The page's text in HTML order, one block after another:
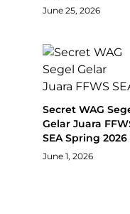
June 25, 2026
Secret WAG
Gelar Juara
SEA Spring 2026
June 1, 2026